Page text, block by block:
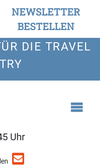
NEWSLETTER
BESTELLEN
DIE TRAVEL
Uhr